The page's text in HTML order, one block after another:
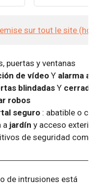
conditions
utilisation à haute
sur tout le site (hors
puertas y ventanas
de vídeoY alarma
blindadasY
robos
seguro: abatible o
a jardín y acceso exterior
de seguridad como
de intrusiones está